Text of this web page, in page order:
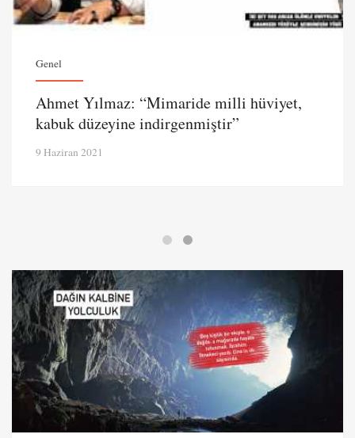
Genel
Ahmet Yılmaz: “Mimaride milli hüviyet,
kabuk düzeyine indirgenmiştir”
9 Haziran 2021